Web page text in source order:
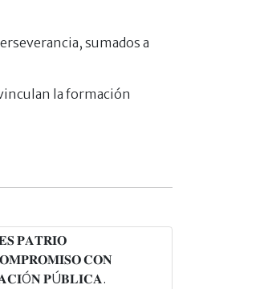
sumados a
la formación
𝐏𝐀𝐓𝐑𝐈𝐎
𝐂𝐎𝐍
𝐏Ú𝐁𝐋𝐈𝐂𝐀.